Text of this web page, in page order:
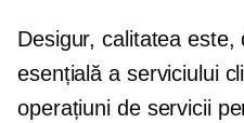
Desigur, calitatea
esențială a serviciului
operațiuni de servicii